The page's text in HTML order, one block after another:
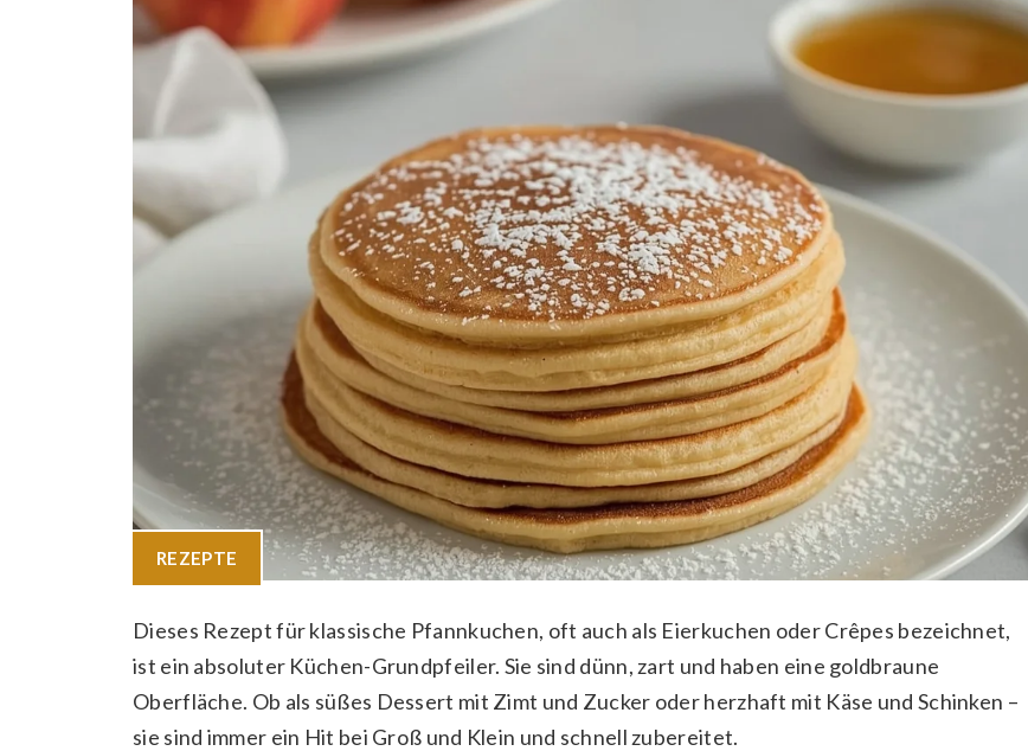
REZEPTE
Dieses Rezept für klassische Pfannkuchen, oft auch als Eierkuchen oder Crêpes bezeichnet,
ist ein absoluter Küchen-Grundpfeiler. Sie sind dünn, zart und haben eine goldbraune
Oberfläche. Ob als süßes Dessert mit Zimt und Zucker oder herzhaft mit Käse und Schinken –
sie sind immer ein Hit bei Groß und Klein und schnell zubereitet.